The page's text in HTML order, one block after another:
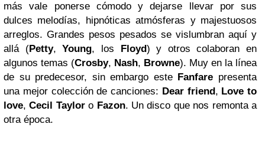
más vale ponerse cómodo y dejarse llevar por sus
dulces melodías, hipnóticas atmósferas y majestuosos
arreglos. Grandes pesos pesados se vislumbran aquí y
allá (Petty,Young, los Floyd) y otros colaboran en
algunos temas (Crosby, Nash, Browne). Muy en la línea
de su predecesor, sin embargo este Fanfare presenta
una mejor colección de canciones: Dear friend, Love to
love,Cecil Tayloro Fazon. Un disco que nos remonta a
otra época.